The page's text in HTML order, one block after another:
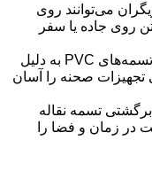
می‌توانند روی
روی جاده یا سفر
تسمه‌های PVC به دلیل
تجهیزات صحنه را آسان
تسمه نقاله
در زمان و فضا را